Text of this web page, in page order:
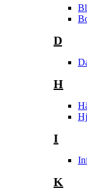
D
H
I
K